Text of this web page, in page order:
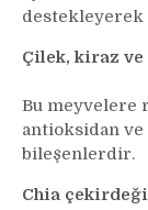
destekleyerek
Çilek, kiraz
Bu meyvelere
antioksidan
bileşenlerdir.
Chia çekirdeği